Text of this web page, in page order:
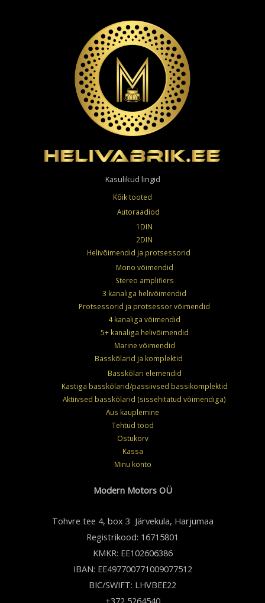
Kasulikud lingid
Kõik tooted
Autoraadiod
1DIN
2DIN
Helivõimendid ja protsessorid
Mono võimendid
Stereo amplifiers
3 kanaliga helivõimendid
Protsessorid ja protsessor võimendid
4 kanaliga võimendid
5+ kanaliga helivõimendid
Marine võimendid
Basskõlarid ja komplektid
Basskõlari elemendid
Kastiga basskõlarid/passiivsed bassikomplektid
Aktiivsed basskõlarid (sissehitatud võimendiga)
Aus kauplemine
Tehtud tööd
Ostukorv
Kassa
Minu konto
Modern Motors OÜ
Tohvre tee 4, box 3 Järvekula, Harjumaa
Registrikood: 16715801
KMKR: EE102606386
IBAN: EE497700771009077512
BIC/SWIFT: LHVBEE22